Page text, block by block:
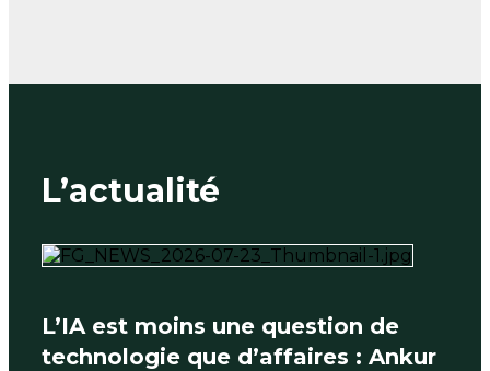
L’actualité
L’IA est moins une question de
technologie que d’affaires : Ankur